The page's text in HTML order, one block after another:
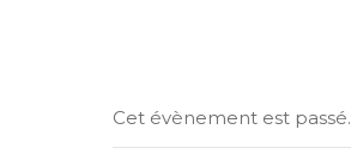
Cet évènement est passé.